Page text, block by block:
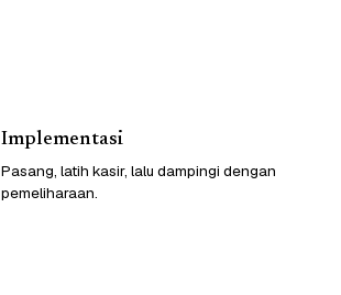
Implementasi
Pasang, latih kasir, lalu dampingi dengan
pemeliharaan.